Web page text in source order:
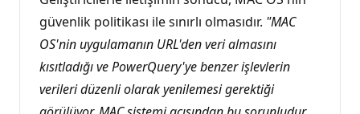
güvenlik politikası ile sınırlı olmasıdır. "MAC
OS'nin uygulamanın URL'den veri almasını
kısıtladığı ve PowerQuery'ye benzer işlevlerin
verileri düzenli olarak yenilemesi gerektiği